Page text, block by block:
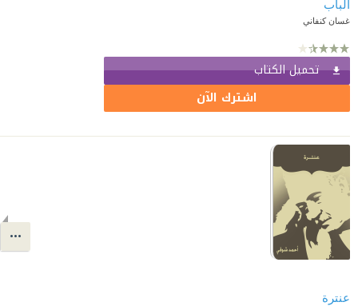
الباب
غسان كنفاني
تحميل الكتاب
اشترك الآن
عنترة